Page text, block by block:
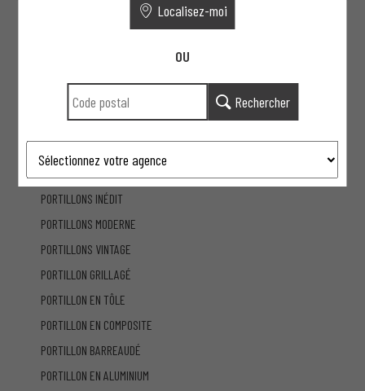
PORTAILS
PORTILLONS CLASSIQUE
PORTILLONS INÉDIT
PORTILLONS MODERNE
PORTILLONS VINTAGE
PORTILLON GRILLAGÉ
PORTILLON EN TÔLE
PORTILLON EN COMPOSITE
PORTILLON BARREAUDÉ
PORTILLON EN ALUMINIUM
Localisez-moi
OU
Rechercher